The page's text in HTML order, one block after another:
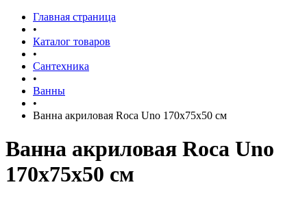
Главная страница
•
Каталог товаров
•
Сантехника
•
Ванны
•
Ванна акриловая Roca Uno 170x75x50 см
Ванна акриловая Roca Uno
170x75x50 см